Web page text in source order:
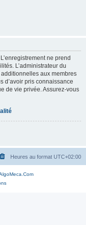
ne prend
L’administrateur du
aux membres
d’avoir pris connaissance
de vie privée. Assurez-vous
Heures au format UTC+02:00